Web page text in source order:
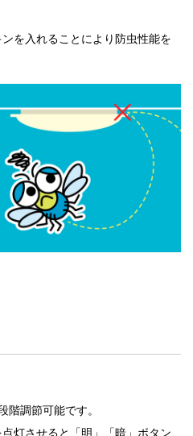
を入れることにより防虫性能を
階調節可能です。
灯させると「明」「暗」ボタン